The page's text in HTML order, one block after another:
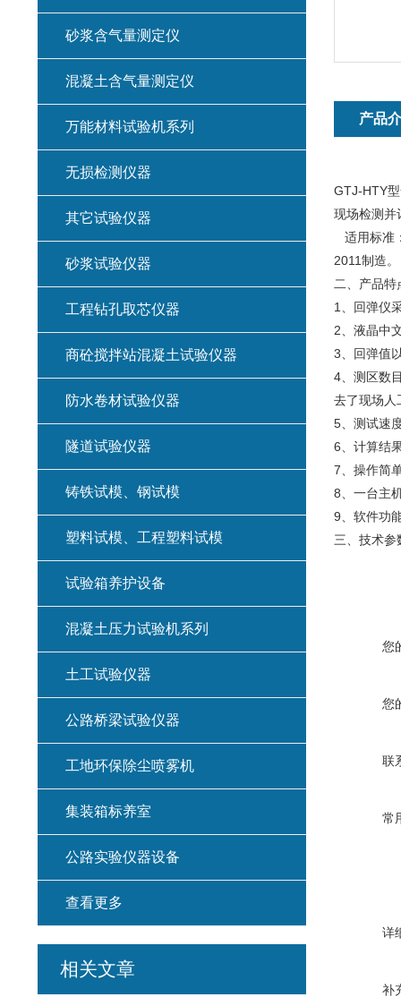
产品
GTJ-HTY
现场检测并
适用标准
2011制造。
二、产品特
1、回弹仪
2、液晶中
3、回弹值
4、测区数
去了现场人
5、测试速
6、计算结
7、操作简
8、一台主
9、软件功
三、技术参
您
您
联
常
详
补
砂浆含气量测定仪
混凝土含气量测定仪
万能材料试验机系列
无损检测仪器
其它试验仪器
砂浆试验仪器
工程钻孔取芯仪器
商砼搅拌站混凝土试验仪器
防水卷材试验仪器
隧道试验仪器
铸铁试模、钢试模
塑料试模、工程塑料试模
试验箱养护设备
混凝土压力试验机系列
土工试验仪器
公路桥梁试验仪器
工地环保除尘喷雾机
集装箱标养室
公路实验仪器设备
查看更多
相关文章